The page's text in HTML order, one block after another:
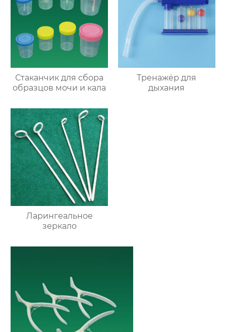
Стаканчик для сбора
образцов мочи и кала
Тренажёр для
дыхания
Ларингеальное
зеркало